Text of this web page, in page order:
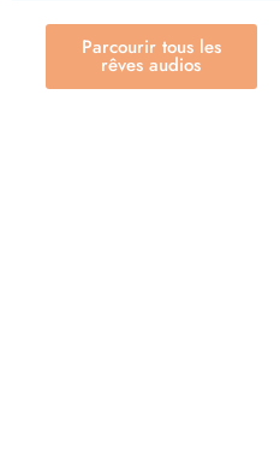
Parcourir tous les
rêves audios